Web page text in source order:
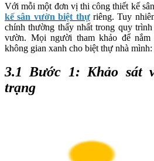
Với mỗi một đơn vị thi công thiết kế
kế sân vườn biệt thựriêng. Tuy
chính thường thấy nhất trong quy trình
vườn. Mọi người tham khảo để
không gian xanh cho biệt thự nhà mình:
3.1 Bước 1: Khảo sát
trạng